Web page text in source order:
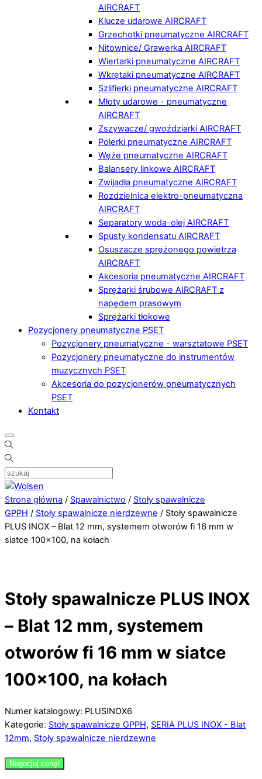
AIRCRAFT
Klucze udarowe AIRCRAFT
Grzechotki pneumatyczne AIRCRAFT
Nitownice/ Grawerka AIRCRAFT
Wiertarki pneumatyczne AIRCRAFT
Wkrętaki pneumatyczne AIRCRAFT
Szlifierki pneumatyczne AIRCRAFT
Młoty udarowe - pneumatyczne
AIRCRAFT
Zszywacze/ gwoździarki AIRCRAFT
Polerki pneumatyczne AIRCRAFT
Węże pneumatyczne AIRCRAFT
Balansery linkowe AIRCRAFT
Zwijadła pneumatyczne AIRCRAFT
Rozdzielnica elektro-pneumatyczna
AIRCRAFT
Separatory woda-olej AIRCRAFT
Spusty kondensatu AIRCRAFT
Osuszacze sprężonego powietrza
AIRCRAFT
Akcesoria pneumatyczne AIRCRAFT
Sprężarki śrubowe AIRCRAFT z
napędem prasowym
Sprężarki tłokowe
Pozycjonery pneumatyczne PSET
Pozycjonery pneumatyczne - warsztatowe PSET
Pozycjonery pneumatyczne do instrumentów
muzycznych PSET
Akcesoria do pozycjonerów pneumatycznych
PSET
Kontakt
Strona główna / Spawalnictwo / Stoły spawalnicze
GPPH / Stoły spawalnicze nierdzewne / Stoły spawalnicze
PLUS INOX – Blat 12 mm, systemem otworów fi 16 mm w
siatce 100×100, na kołach
Stoły spawalnicze PLUS INOX
– Blat 12 mm, systemem
otworów fi 16 mm w siatce
100×100, na kołach
Numer katalogowy: PLUSINOX6
Kategorie: Stoły spawalnicze GPPH, SERIA PLUS INOX - Blat
12mm, Stoły spawalnicze nierdzewne
Negocjuj cenę!